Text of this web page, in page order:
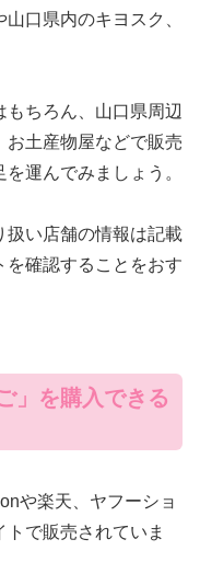
口県内のキヨスク、
ちろん、山口県周辺
お土産物屋などで販売
運んでみましょう。
扱い店舗の情報は記載
を確認することをおす
」を購入できる
や楽天、ヤフーショ
で販売されていま